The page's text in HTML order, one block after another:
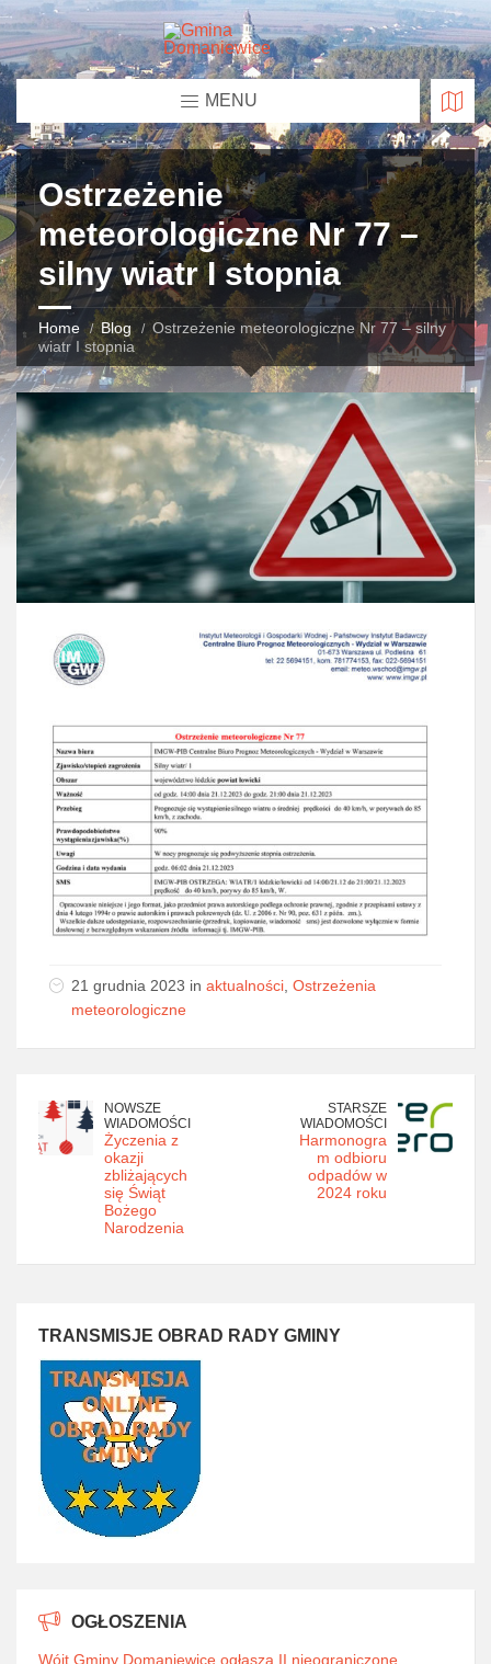
MENU
Ostrzeżenie
meteorologiczne Nr 77 –
silny wiatr I stopnia
Home Blog
Ostrzeżenie meteorologiczne Nr 77 – silny
wiatr I stopnia
21 grudnia 2023 in aktualności Ostrzeżenia
meteorologiczne
NOWSZE
WIADOMOŚCI
Życzenia z
okazji
zbliżających
się Świąt
Bożego
Narodzenia
STARSZE
WIADOMOŚCI
Harmonogra
m odbioru
odpadów w
2024 roku
TRANSMISJE OBRAD RADY GMINY
OGŁOSZENIA
Wójt Gminy Domaniewice ogłasza II nieograniczone